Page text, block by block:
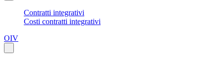
Contratti integrativi
Costi contratti integrativi
OIV